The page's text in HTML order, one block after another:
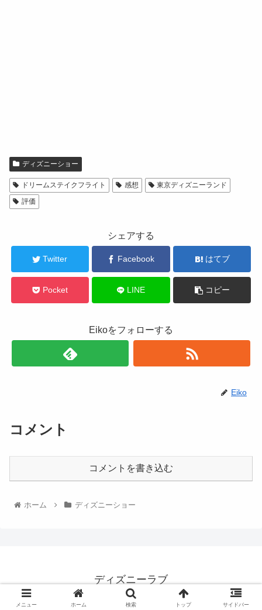
ディズニーショー
ドリームステイクフライト 感想
東京ディズニーランド
評価
シェアする
Twitter Facebook はてブ
Pocket LINE コピー
Eikoをフォローする
Eiko
コメント
コメントを書き込む
ホーム ディズニーショー
ディズニーラブ
© 2022 ディズニーラブ.
メニュー ホーム 検索 トップ サイドバー